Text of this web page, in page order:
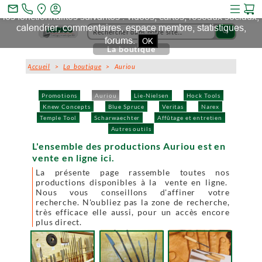
search
Promotions Auriou Lie-Nielsen
Hock Tools
Knew Concepts
Blue Spruce Veritas
Narex
Temple Tool
Scharwaechter
Affûtage et entretien
Autres outils
La boutique
Accueil >La boutique > Auriou
L'ensemble des productions Auriou est en
vente en ligne ici.
La présente page rassemble toutes nos
productions disponibles à la vente en ligne.
Nous vous conseillons d'affiner votre
recherche. N'oubliez pas la zone de recherche,
très efficace elle aussi, pour un accès encore
plus direct.
mail_outline
Ce site et des sites tiers qu'il utilise collectent des cookies pour
les fonctionnalités suivantes : vidéos, cartes, réseaux sociaux,
calendrier, commentaires, espace membre, statistiques,
forums. OK